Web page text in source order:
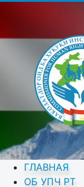
ГЛАВНАЯ
ОБ УПЧ РТ